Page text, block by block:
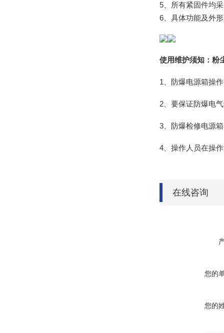
5、所有紧固件均
6、具体功能及外
使用维护须知： 粉
1、防爆电源箱操
2、要保证防爆电
3、防爆检修电源
4、操作人员在操
在线咨询
您的
您的